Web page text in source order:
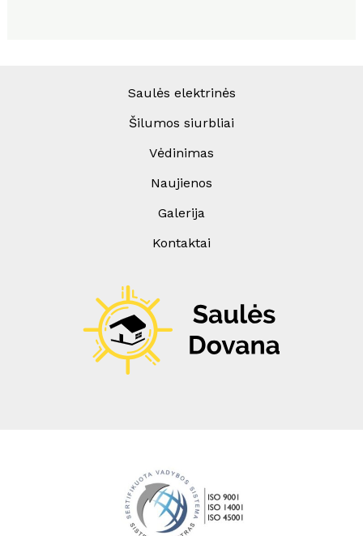
Saulės elektrinės
Šilumos siurbliai
Vėdinimas
Naujienos
Galerija
Kontaktai